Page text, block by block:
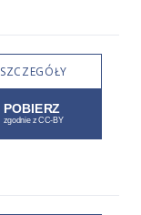
SZCZEGÓŁY